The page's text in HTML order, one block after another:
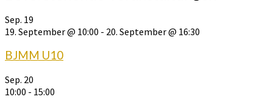
Sep. 19
19. September @ 10:00 - 20. September @ 16:30
BJMM U10
Sep. 20
10:00 - 15:00